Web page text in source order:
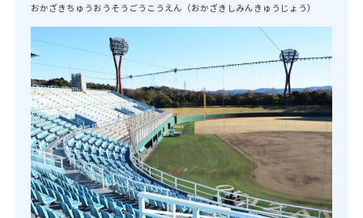
おかざきちゅうおうそうごうこうえん（おかざきしみんきゅうじょう）